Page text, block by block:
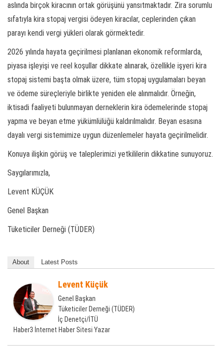
aslında birçok kiracının ortak görüşünü yansıtmaktadır. Zira sorumlu
sıfatıyla kira stopaj vergisi ödeyen kiracılar, ceplerinden çıkan
parayı kendi vergi yükleri olarak görmektedir.
2026 yılında hayata geçirilmesi planlanan ekonomik reformlarda,
piyasa işleyişi ve reel koşullar dikkate alınarak, özellikle işyeri kira
stopaj sistemi başta olmak üzere, tüm stopaj uygulamaları beyan
ve ödeme süreçleriyle birlikte yeniden ele alınmalıdır. Örneğin,
iktisadi faaliyeti bulunmayan derneklerin kira ödemelerinde stopaj
yapma ve beyan etme yükümlülüğü kaldırılmalıdır. Beyan esasına
dayalı vergi sistemimize uygun düzenlemeler hayata geçirilmelidir.
Konuya ilişkin görüş ve taleplerimizi yetkililerin dikkatine sunuyoruz.
Saygılarımızla,
Levent KÜÇÜK
Genel Başkan
Tüketiciler Derneği (TÜDER)
About Latest Posts
Levent Küçük
Genel Başkan
Tüketiciler Derneği (TÜDER)
İç Denetçi/İTÜ
Haber3 İnternet Haber Sitesi Yazar